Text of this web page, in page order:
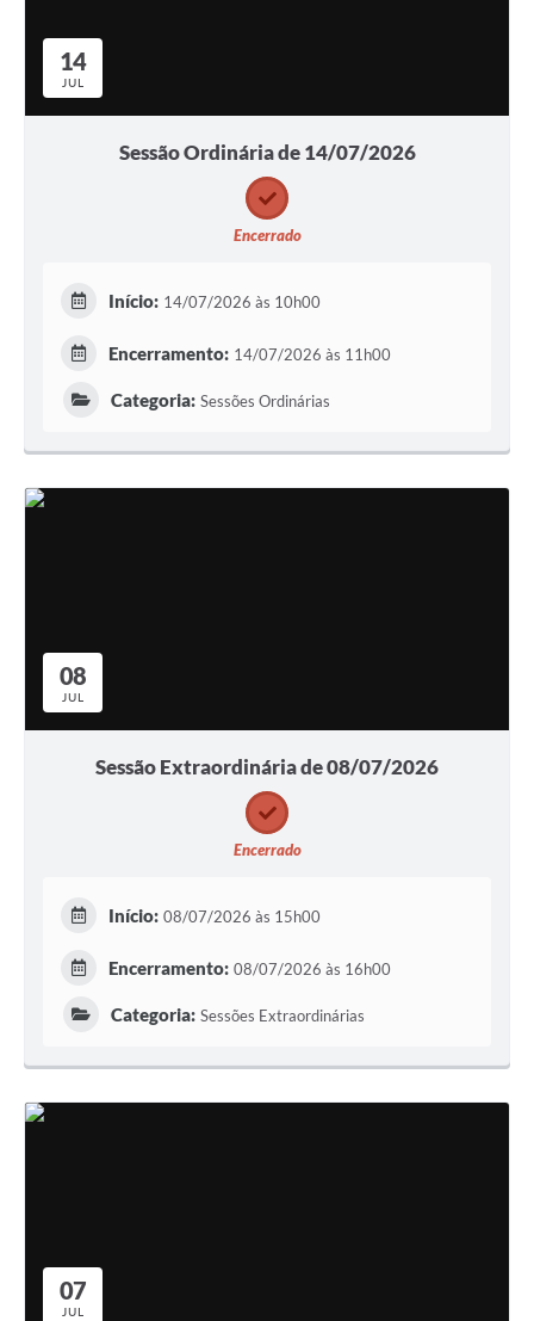
14
JUL
Sessão Ordinária de 14/07/2026
Encerrado
Início: 14/07/2026 às 10h00
Encerramento: 14/07/2026 às 11h00
Categoria: Sessões Ordinárias
08
JUL
Sessão Extraordinária de 08/07/2026
Encerrado
Início: 08/07/2026 às 15h00
Encerramento: 08/07/2026 às 16h00
Categoria: Sessões Extraordinárias
07
JUL